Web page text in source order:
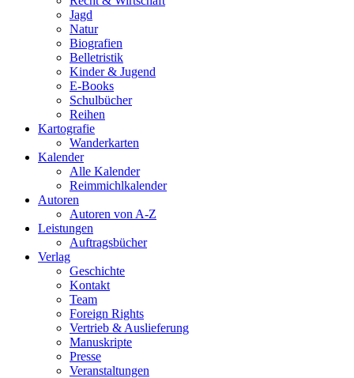
Jagd
Natur
Biografien
Belletristik
Kinder & Jugend
E-Books
Schulbücher
Reihen
Kartografie
Wanderkarten
Kalender
Alle Kalender
Reimmichlkalender
Autoren
Autoren von A-Z
Leistungen
Auftragsbücher
Verlag
Geschichte
Kontakt
Team
Foreign Rights
Vertrieb & Auslieferung
Manuskripte
Presse
Veranstaltungen